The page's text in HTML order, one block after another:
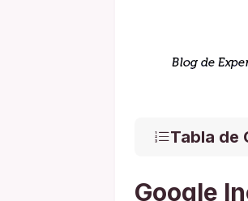
Tabla de
Google